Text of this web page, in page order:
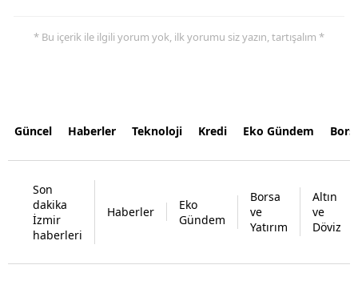
* Bu içerik ile ilgili yorum yok, ilk yorumu siz yazın, tartışalım *
Güncel Haberler Teknoloji Kredi Eko Gündem
Son
dakika
İzmir
haberleri
Haberler
Eko
Gündem
Borsa
ve
Yatırım
Altın
ve
Döviz